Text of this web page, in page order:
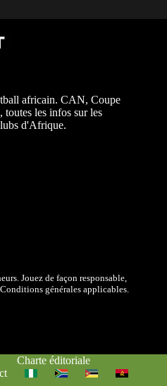
africain. CAN, Coupe
les infos sur les
d'Afrique.
Jouez de façon responsable,
générales applicables.
Charte éditoriale